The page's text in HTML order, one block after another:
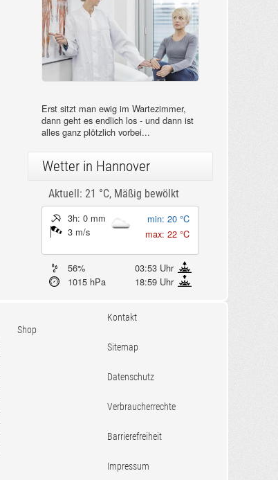
Erst sitzt man ewig im Wartezimmer,
dann geht es endlich los - und dann ist
alles ganz plötzlich vorbei...
Wetter in Hannover
Aktuell: 21 °C, Mäßig bewölkt
3h: 0 mm
3 m/s
min: 20 °C
max: 22 °C
56%
03:53 Uhr
1015 hPa
18:59 Uhr
Shop
Kontakt
Sitemap
Datenschutz
Verbraucherrechte
Barrierefreiheit
Impressum